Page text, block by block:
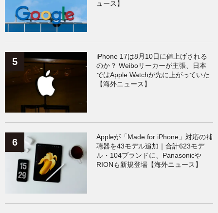
ュース】
iPhone 17は8月10日に値上げされる
のか？ Weiboリーカーが主張、日本
ではApple Watchが先に上がっていた
【海外ニュース】
Appleが「Made for iPhone」対応の補
聴器を43モデル追加｜合計623モデ
ル・104ブランドに、Panasonicや
RIONも新規登場【海外ニュース】